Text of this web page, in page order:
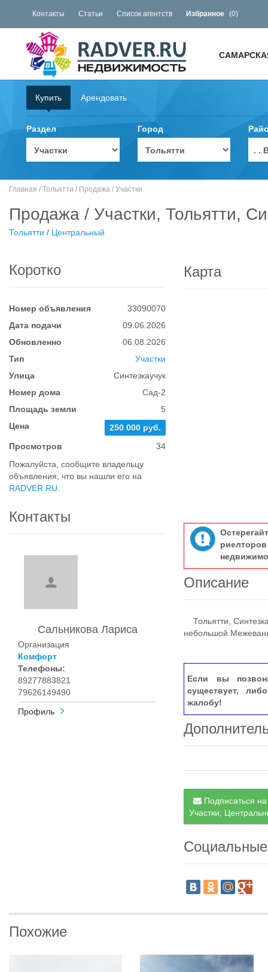
Контакты Статьи Список агентств Избранное (0)
Купить Арендовать
Раздел Город
. .
Главная / Тольятти / Продажа / Участки
Продажа / Участки, Тольятти,
Тольятти / Центральный
Коротко
Номер объявления
33090070
Дата подачи
09.06.2026
Обновленно
06.08.2026
Тип
Участки
Улица
Синтезкаучук
Номер дома
Сад-2
Площадь земли
5
Цена
250 000 руб.
Просмотров
34
Пожалуйста, сообщите владельцу
объявления, что вы нашли его на
RADVER.RU
Контакты
Сальникова Лариса
Организация
Комфорт
Телефоны:
89277883821
79626149490
Профиль
Карта
Описание
Тольятти,
Если вы
существует,
жалобу!
Подписаться
Участки,
Похожие